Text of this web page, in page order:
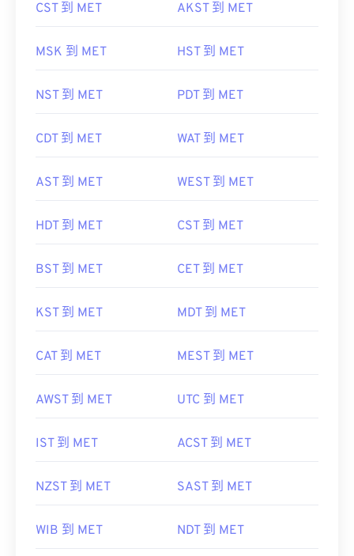
CST 到 MET AKST 到 MET
MSK 到 MET HST 到 MET
NST 到 MET PDT 到 MET
CDT 到 MET WAT 到 MET
AST 到 MET WEST 到 MET
HDT 到 MET CST 到 MET
BST 到 MET CET 到 MET
KST 到 MET MDT 到 MET
CAT 到 MET MEST 到 MET
AWST 到 MET UTC 到 MET
IST 到 MET ACST 到 MET
NZST 到 MET SAST 到 MET
WIB 到 MET NDT 到 MET